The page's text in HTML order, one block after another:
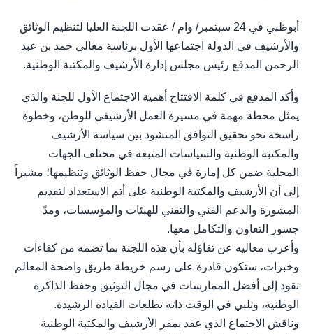
أبوظبي في 24 سبتمبر/ وام / عقدت اللجنة العليا لتنظيم الوثائق
والأرشيف في الدولة اجتماعها الأول برئاسة معالي حمد بن عبد
الرحمن المدفع رئيس مجلس إدارة الأرشيف والمكتبة الوطنية.
وأكد المدفع في كلمة الافتتاح أهمية الاجتماع الأول للجنة والذي
يمثل محطة مهمة في مسيرة العمل الأرشيفي للوطن، وخطوة
راسخة نحو تحقيق التوافق المنشود بين سياسة الأرشيف
والمكتبة الوطنية والسياسات المتبعة في مختلف الجهات
المحلية ضمن كل إمارة في مجال حفظ الوثائق وتنظيمها؛ مشيراً
إلى أن الأرشيف والمكتبة الوطنية على أتم الاستعداد لتقديم
المشورة والدعم الفني والتقني للهيئات والمؤسسات، ومدّ
جسور التعاون والتكامل معها.
وأعرب معاليه عن تفاؤله بأن هذه اللجنة بما تضمه من كفاءات
وخبرات، ستكون قادرة على رسم خريطة طريق واضحة المعالم
تقود إلى أفضل الممارسات في مجال التوثيق وحفظ الذاكرة
الوطنية، وتلبي في الوقت ذاته تطلعات القيادة الرشيدة.
وناقش الاجتماع الذي عقد بمقر الأرشيف والمكتبة الوطنية